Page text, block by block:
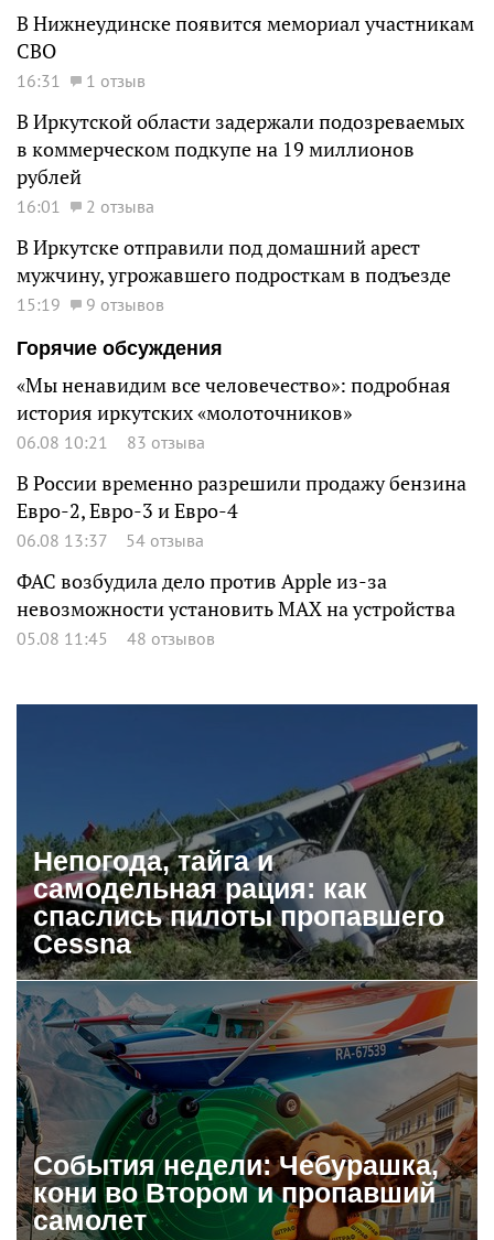
В Нижнеудинске появится мемориал участникам
СВО
16:31 1 отзыв
В Иркутской области задержали подозреваемых
в коммерческом подкупе на 19 миллионов
рублей
16:01 2 отзыва
В Иркутске отправили под домашний арест
мужчину, угрожавшего подросткам в подъезде
15:19
9 отзывов
Горячие обсуждения
«Мы ненавидим все человечество»: подробная
история иркутских «молоточников»
06.08 10:21 83 отзыва
В России временно разрешили продажу бензина
Евро-2, Евро-3 и Евро-4
06.08 13:37 54 отзыва
ФАС возбудила дело против Apple из-за
невозможности установить MAX на устройства
05.08 11:45 48 отзывов
Непогода, тайга и
самодельная рация: как
спаслись пилоты пропавшего
Cessna
События недели: Чебурашка,
кони во Втором и пропавший
самолет